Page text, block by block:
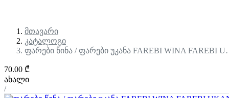
მთავარი
კატალოგი
ფარები წინა / ფარები უკანა FAREBI WINA FAREBI
70.00 ₾
ახალი
/